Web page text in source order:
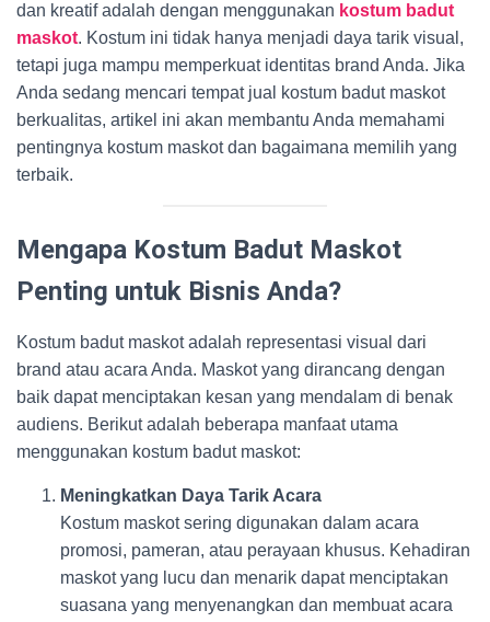
dan kreatif adalah dengan menggunakan kostum badut
maskot. Kostum ini tidak hanya menjadi daya tarik visual,
tetapi juga mampu memperkuat identitas brand Anda. Jika
Anda sedang mencari tempat jual kostum badut maskot
berkualitas, artikel ini akan membantu Anda memahami
pentingnya kostum maskot dan bagaimana memilih yang
terbaik.
Mengapa Kostum Badut Maskot
Penting untuk Bisnis Anda?
Kostum badut maskot adalah representasi visual dari
brand atau acara Anda. Maskot yang dirancang dengan
baik dapat menciptakan kesan yang mendalam di benak
audiens. Berikut adalah beberapa manfaat utama
menggunakan kostum badut maskot:
Meningkatkan Daya Tarik Acara
Kostum maskot sering digunakan dalam acara
promosi, pameran, atau perayaan khusus. Kehadiran
maskot yang lucu dan menarik dapat menciptakan
suasana yang menyenangkan dan membuat acara